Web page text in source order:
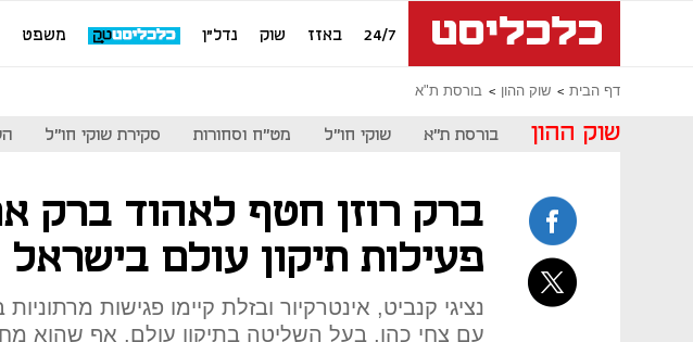
24/7 באזז שוק נדל"ן משפט
דף הבית שוק ההון בורסת ת"א
שוק ההון בורסת ת"א שוקי חו"ל מט"ח וסחורות סקירת שוקי חו"ל
ברק רוזן חטף לאהוד ברק
פעילות תיקון עולם בישראל
נציגי קנביט, אינטרקיור ובזלת קיימו פגישות
עם צחי כהן, בעל השליטה בתיקון עולם. אף שהוא